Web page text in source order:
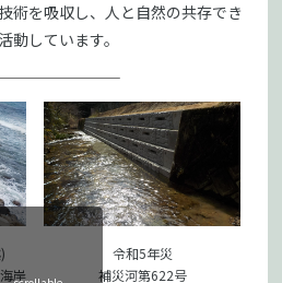
術を吸収し、人と自然の共存でき
動しています。
岸
令和5年災
補災河第622号